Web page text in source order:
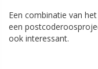
Een combinatie van
een
ook interessant.